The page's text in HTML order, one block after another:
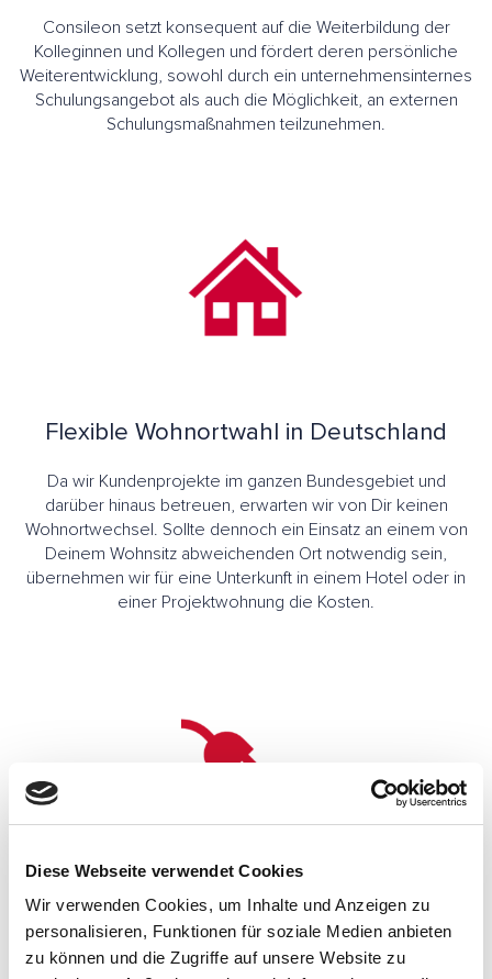
Diese Webseite verwendet Cookies
Wir verwenden Cookies, um Inhalte und Anzeigen zu
personalisieren, Funktionen für soziale Medien anbieten
zu können und die Zugriffe auf unsere Website zu
Consileon setzt konsequent auf die Weiterbildung der
Kolleginnen und Kollegen und fördert deren persönliche
Weiterentwicklung, sowohl durch ein unternehmensinternes
Schulungsangebot als auch die Möglichkeit, an externen
Schulungsmaßnahmen teilzunehmen.
Flexible Wohnortwahl in Deutschland
Da wir Kundenprojekte im ganzen Bundesgebiet und
darüber hinaus betreuen, erwarten wir von Dir keinen
Wohnortwechsel. Sollte dennoch ein Einsatz an einem von
Deinem Wohnsitz abweichenden Ort notwendig sein,
übernehmen wir für eine Unterkunft in einem Hotel oder in
einer Projektwohnung die Kosten.
Regelmäßige Team- und Sportevents
Wir Consileaner sind besonders stolz auf den einzigartigen